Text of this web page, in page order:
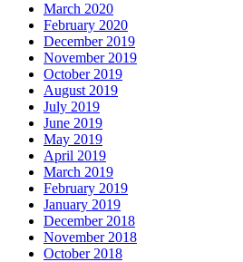
March 2020
February 2020
December 2019
November 2019
October 2019
August 2019
July 2019
June 2019
May 2019
April 2019
March 2019
February 2019
January 2019
December 2018
November 2018
October 2018